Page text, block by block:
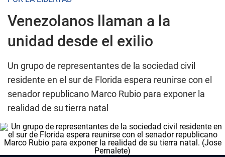
Venezolanos llaman a la
unidad desde el exilio
Un grupo de representantes de la sociedad civil
residente en el sur de Florida espera reunirse con el
senador republicano Marco Rubio para exponer la
realidad de su tierra natal